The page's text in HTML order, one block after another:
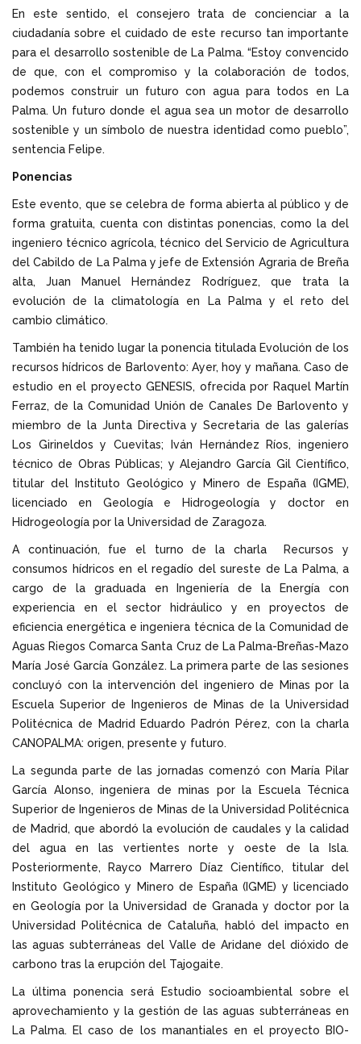
En este sentido, el consejero trata de concienciar a la
ciudadanía sobre el cuidado de este recurso tan importante
para el desarrollo sostenible de La Palma. “Estoy convencido
de que, con el compromiso y la colaboración de todos,
podemos construir un futuro con agua para todos en La
Palma. Un futuro donde el agua sea un motor de desarrollo
sostenible y un símbolo de nuestra identidad como pueblo”,
sentencia Felipe.
Ponencias
Este evento, que se celebra de forma abierta al público y de
forma gratuita, cuenta con distintas ponencias, como la del
ingeniero técnico agrícola, técnico del Servicio de Agricultura
del Cabildo de La Palma y jefe de Extensión Agraria de Breña
alta, Juan Manuel Hernández Rodríguez, que trata la
evolución de la climatología en La Palma y el reto del
cambio climático.
También ha tenido lugar la ponencia titulada Evolución de los
recursos hídricos de Barlovento: Ayer, hoy y mañana. Caso de
estudio en el proyecto GENESIS, ofrecida por Raquel Martín
Ferraz, de la Comunidad Unión de Canales De Barlovento y
miembro de la Junta Directiva y Secretaria de las galerías
Los Girineldos y Cuevitas; Iván Hernández Ríos, ingeniero
técnico de Obras Públicas; y Alejandro García Gil Científico,
titular del Instituto Geológico y Minero de España (IGME),
licenciado en Geología e Hidrogeología y doctor en
Hidrogeología por la Universidad de Zaragoza.
A continuación, fue el turno de la charla Recursos y
consumos hídricos en el regadío del sureste de La Palma, a
cargo de la graduada en Ingeniería de la Energía con
experiencia en el sector hidráulico y en proyectos de
eficiencia energética e ingeniera técnica de la Comunidad de
Aguas Riegos Comarca Santa Cruz de La Palma-Breñas-Mazo
María José García González. La primera parte de las sesiones
concluyó con la intervención del ingeniero de Minas por la
Escuela Superior de Ingenieros de Minas de la Universidad
Politécnica de Madrid Eduardo Padrón Pérez, con la charla
CANOPALMA: origen, presente y futuro.
La segunda parte de las jornadas comenzó con María Pilar
García Alonso, ingeniera de minas por la Escuela Técnica
Superior de Ingenieros de Minas de la Universidad Politécnica
de Madrid, que abordó la evolución de caudales y la calidad
del agua en las vertientes norte y oeste de la Isla.
Posteriormente, Rayco Marrero Díaz Científico, titular del
Instituto Geológico y Minero de España (IGME) y licenciado
en Geología por la Universidad de Granada y doctor por la
Universidad Politécnica de Cataluña, habló del impacto en
las aguas subterráneas del Valle de Aridane del dióxido de
carbono tras la erupción del Tajogaite.
La última ponencia será Estudio socioambiental sobre el
aprovechamiento y la gestión de las aguas subterráneas en
La Palma. El caso de los manantiales en el proyecto BIO-